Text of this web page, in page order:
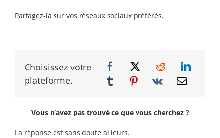
Partagez-la sur vos réseaux sociaux préférés.
Choisissez votre
plateforme.
Vous n’avez pas trouvé ce que vous cherchez ?
La réponse est sans doute ailleurs.